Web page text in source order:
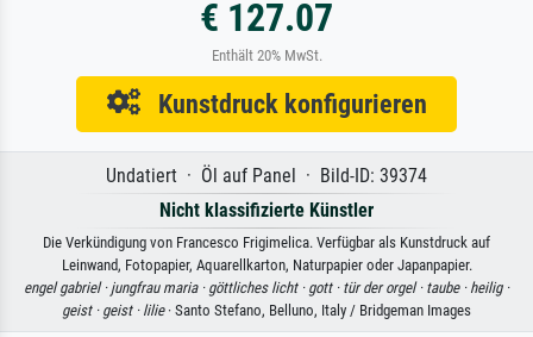
€ 127.07
Enthält 20% MwSt.
Kunstdruck konfigurieren
Undatiert · Öl auf Panel · Bild-ID: 39374
Nicht klassifizierte Künstler
Die Verkündigung von Francesco Frigimelica. Verfügbar als Kunstdruck auf
Leinwand, Fotopapier, Aquarellkarton, Naturpapier oder Japanpapier.
engel gabriel · jungfrau maria · göttliches licht · gott · tür der orgel · taube · heilig ·
geist · geist · lilie· Santo Stefano, Belluno, Italy / Bridgeman Images